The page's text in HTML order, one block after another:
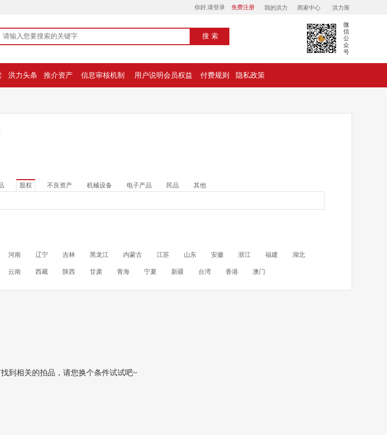
你好,请登录 免费注册 我的洪力 商家中心 洪力筹
搜索
微
信
公
众
号
洪力头条 推介资产 信息审核机制 用户说明会员权益 付费规则 隐私政策
股权 不良资产 机械设备 电子产品 民品 其他
河南 辽宁 吉林 黑龙江 内蒙古 江苏 山东 安徽 浙江 福建 湖北
云南 西藏 陕西 甘肃 青海 宁夏 新疆 台湾 香港 澳门
到相关的拍品，请您换个条件试试吧~